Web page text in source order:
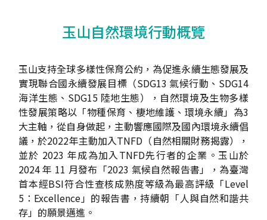
玉山自然環境行動概覽
玉山支持全球多樣性保育公約，為促進永續生態發展及
實現聯合國永續發展目標（SDG13 氣候行動、SDG14
海洋生態、SDG15 陸地生態），自然環境及生物多樣
性發展策略以「物種保育、棲地維護、環境永續」為3
大主軸，從自身做起，主動響應國際及國內環境永續倡
議，於2022年主動加入TNFD（自然相關財務揭露），
並於 2023 年成為加入TNFD先行者的企業。玉山於
2024 年 11 月發布「2023 氣候自然報告書」，為臺灣
首本經BSI符合性查核成熟度等級為最高評級「Level
5：Excellence」的報告書，持續朝「人與自然和諧共
存」的願景邁進。